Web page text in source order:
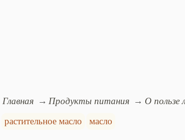
Главная Продукты питания
О пользе
растительное масло
масло